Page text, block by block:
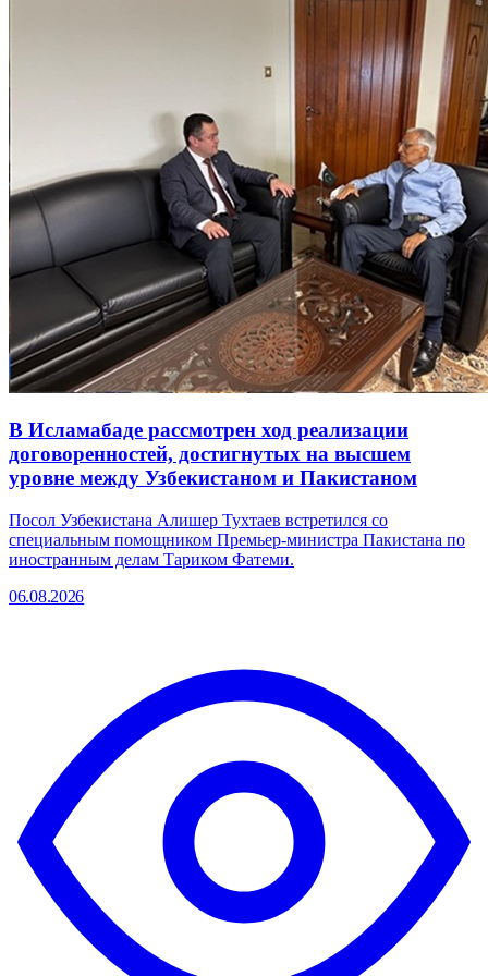
В Исламабаде рассмотрен ход реализации
договоренностей, достигнутых на высшем
уровне между Узбекистаном и Пакистаном
Посол Узбекистана Алишер Тухтаев встретился со
специальным помощником Премьер-министра Пакистана по
иностранным делам Тариком Фатеми.
06.08.2026